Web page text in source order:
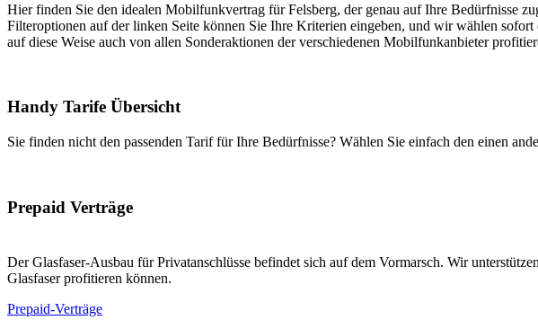
Hier finden Sie den idealen Mobilfunkvertrag für Felsberg, der genau auf Ihre Bedürfnisse
Filteroptionen auf der linken Seite können Sie Ihre Kriterien eingeben, und wir wählen
auf diese Weise auch von allen Sonderaktionen der verschiedenen Mobilfunkanbieter
Handy Tarife Übersicht
Sie finden nicht den passenden Tarif für Ihre Bedürfnisse? Wählen Sie einfach den einen
Prepaid Verträge
Der Glasfaser-Ausbau für Privatanschlüsse befindet sich auf dem Vormarsch. Wir
Glasfaser profitieren können.
Prepaid-Verträge